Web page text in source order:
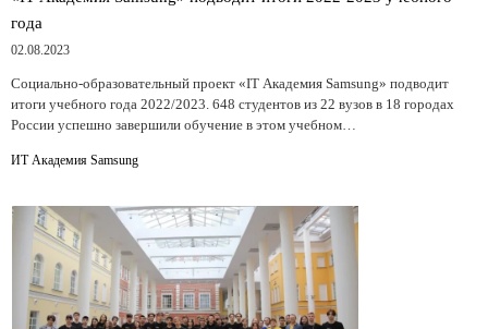
года
02.08.2023
Социально-образовательный проект «IT Академия Samsung» подводит
итоги учебного года 2022/2023. 648 студентов из 22 вузов в 18 городах
России успешно завершили обучение в этом учебном…
ИТ Академия Samsung